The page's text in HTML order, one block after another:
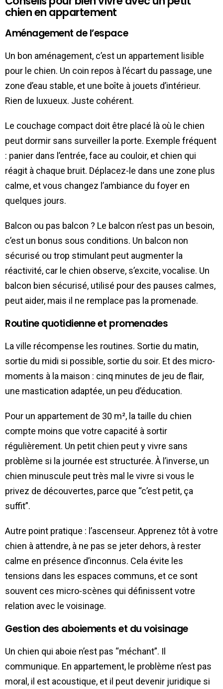
chien en appartement
Aménagement de l’espace
Un bon aménagement, c’est un appartement lisible
pour le chien. Un coin repos à l’écart du passage, une
zone d’eau stable, et une boîte à jouets d’intérieur.
Rien de luxueux. Juste cohérent.
Le couchage compact doit être placé là où le chien
peut dormir sans surveiller la porte. Exemple fréquent
: panier dans l’entrée, face au couloir, et chien qui
réagit à chaque bruit. Déplacez-le dans une zone plus
calme, et vous changez l’ambiance du foyer en
quelques jours.
Balcon ou pas balcon ? Le balcon n’est pas un besoin,
c’est un bonus sous conditions. Un balcon non
sécurisé ou trop stimulant peut augmenter la
réactivité, car le chien observe, s’excite, vocalise. Un
balcon bien sécurisé, utilisé pour des pauses calmes,
peut aider, mais il ne remplace pas la promenade.
Routine quotidienne et promenades
La ville récompense les routines. Sortie du matin,
sortie du midi si possible, sortie du soir. Et des micro-
moments à la maison : cinq minutes de jeu de flair,
une mastication adaptée, un peu d’éducation.
Pour un appartement de 30 m², la taille du chien
compte moins que votre capacité à sortir
régulièrement. Un petit chien peut y vivre sans
problème si la journée est structurée. À l’inverse, un
chien minuscule peut très mal le vivre si vous le
privez de découvertes, parce que “c’est petit, ça
suffit”.
Autre point pratique : l’ascenseur. Apprenez tôt à votre
chien à attendre, à ne pas se jeter dehors, à rester
calme en présence d’inconnus. Cela évite les
tensions dans les espaces communs, et ce sont
souvent ces micro-scènes qui définissent votre
relation avec le voisinage.
Gestion des aboiements et du voisinage
Un chien qui aboie n’est pas “méchant”. Il
communique. En appartement, le problème n’est pas
moral, il est acoustique, et il peut devenir juridique si